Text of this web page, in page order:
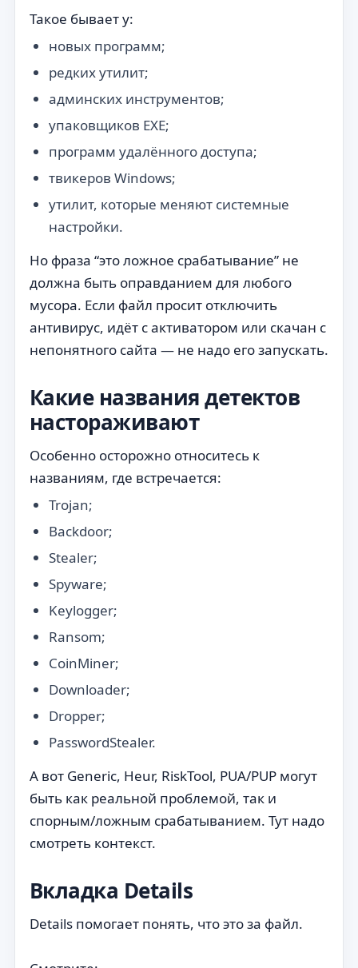
Такое бывает у:
новых программ;
редких утилит;
админских инструментов;
упаковщиков EXE;
программ удалённого доступа;
твикеров Windows;
утилит, которые меняют системные
настройки.
Но фраза “это ложное срабатывание” не
должна быть оправданием для любого
мусора. Если файл просит отключить
антивирус, идёт с активатором или скачан с
непонятного сайта — не надо его запускать.
Какие названия детектов
настораживают
Особенно осторожно относитесь к
названиям, где встречается:
Trojan;
Backdoor;
Stealer;
Spyware;
Keylogger;
Ransom;
CoinMiner;
Downloader;
Dropper;
PasswordStealer.
А вот Generic, Heur, RiskTool, PUA/PUP могут
быть как реальной проблемой, так и
спорным/ложным срабатыванием. Тут надо
смотреть контекст.
Вкладка Details
Details помогает понять, что это за файл.